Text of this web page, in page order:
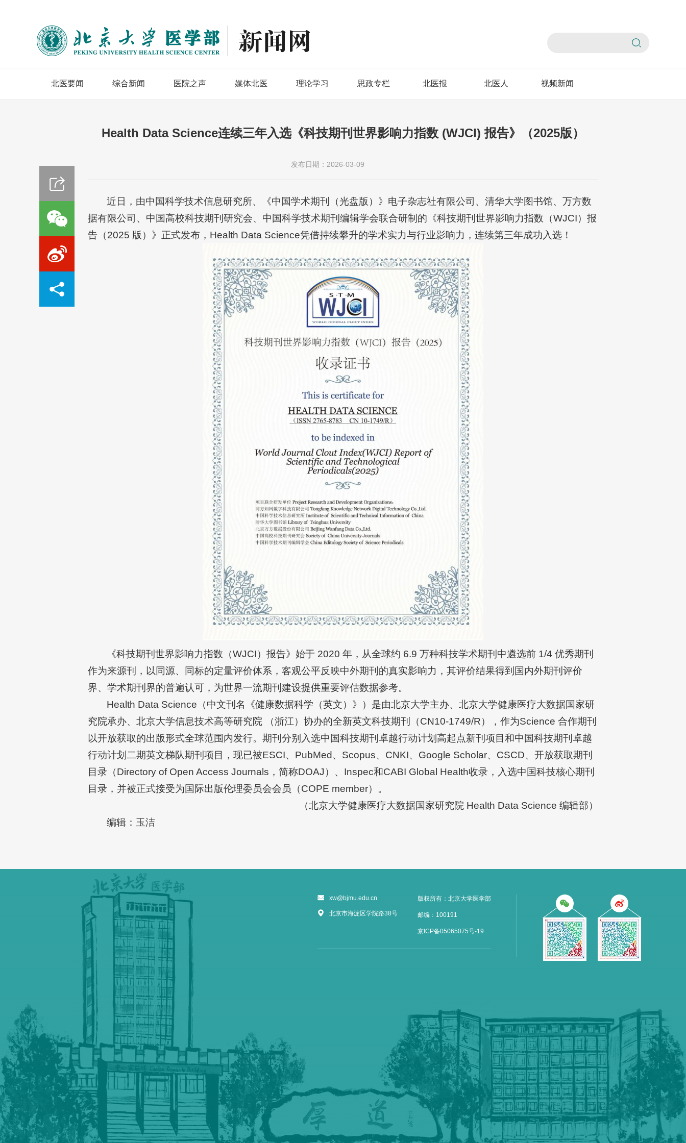
北医要闻 综合新闻 医院之声 媒体北医 理论学习 思政专栏 北医报 北医人 视频新闻
Health Data Science连续三年入选《科技期刊世界影响力指数 (WJCI) 报告》（2025版）
发布日期：2026-03-09
近日，由中国科学技术信息研究所、《中国学术期刊（光盘版）》电子杂志社有限公司、清华大学图书馆、万方数
据有限公司、中国高校科技期刊研究会、中国科学技术期刊编辑学会联合研制的《科技期刊世界影响力指数（WJCI）报
告（2025 版）》正式发布，Health Data Science凭借持续攀升的学术实力与行业影响力，连续第三年成功入选！
《科技期刊世界影响力指数（WJCI）报告》始于 2020 年，从全球约 6.9 万种科技学术期刊中遴选前 1/4 优秀期刊
作为来源刊，以同源、同标的定量评价体系，客观公平反映中外期刊的真实影响力，其评价结果得到国内外期刊评价
界、学术期刊界的普遍认可，为世界一流期刊建设提供重要评估数据参考。
Health Data Science（中文刊名《健康数据科学（英文）》）是由北京大学主办、北京大学健康医疗大数据国家研
究院承办、北京大学信息技术高等研究院 （浙江）协办的全新英文科技期刊（CN10-1749/R），作为Science 合作期刊
以开放获取的出版形式全球范围内发行。期刊分别入选中国科技期刊卓越行动计划高起点新刊项目和中国科技期刊卓越
行动计划二期英文梯队期刊项目，现已被ESCI、PubMed、Scopus、CNKI、Google Scholar、CSCD、开放获取期刊
目录（Directory of Open Access Journals，简称DOAJ）、Inspec和CABI Global Health收录，入选中国科技核心期刊
目录，并被正式接受为国际出版伦理委员会会员（COPE member）。
（北京大学健康医疗大数据国家研究院 Health Data Science 编辑部）
编辑：玉洁
xw@bjmu.edu.cn
北京市海淀区学院路38号
版权所有：北京大学医学部
邮编：100191
京ICP备05065075号-19